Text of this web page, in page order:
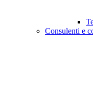
Consulenti e